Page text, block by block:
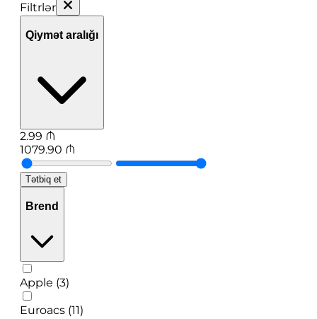
Filtrlər
Qiymət aralığı
2.99 ₼
1079.90 ₼
Tətbiq et
Brend
Apple (3)
Euroacs (11)